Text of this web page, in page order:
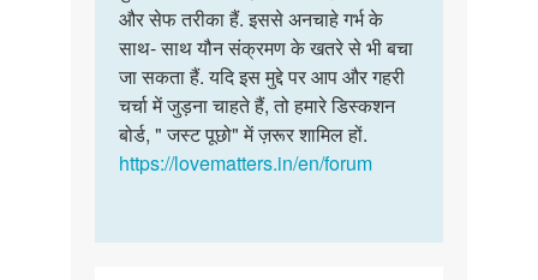
और सेफ तरीका हैं. इससे अनचाहे गर्भ के
साथ- साथ यौन संक्रमण के खतरे से भी बचा
जा सकता हैं. यदि इस मुद्दे पर आप और गहरी
चर्चा में जुड़ना चाहते हैं, तो हमारे डिस्कशन
बोर्ड, " जस्ट पूछो" में ज़रूर शामिल हों.
https://lovematters.in/en/forum